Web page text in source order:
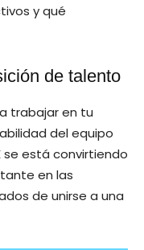
y qué
de talento
trabajar en tu
del equipo
se está convirtiendo
en las
de unirse a una